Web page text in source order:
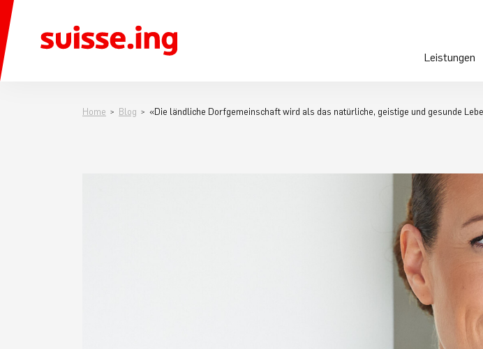
Leistungen
Home Blog «Die ländliche Dorfgemeinschaft wird als das natürliche, geistige und gesunde